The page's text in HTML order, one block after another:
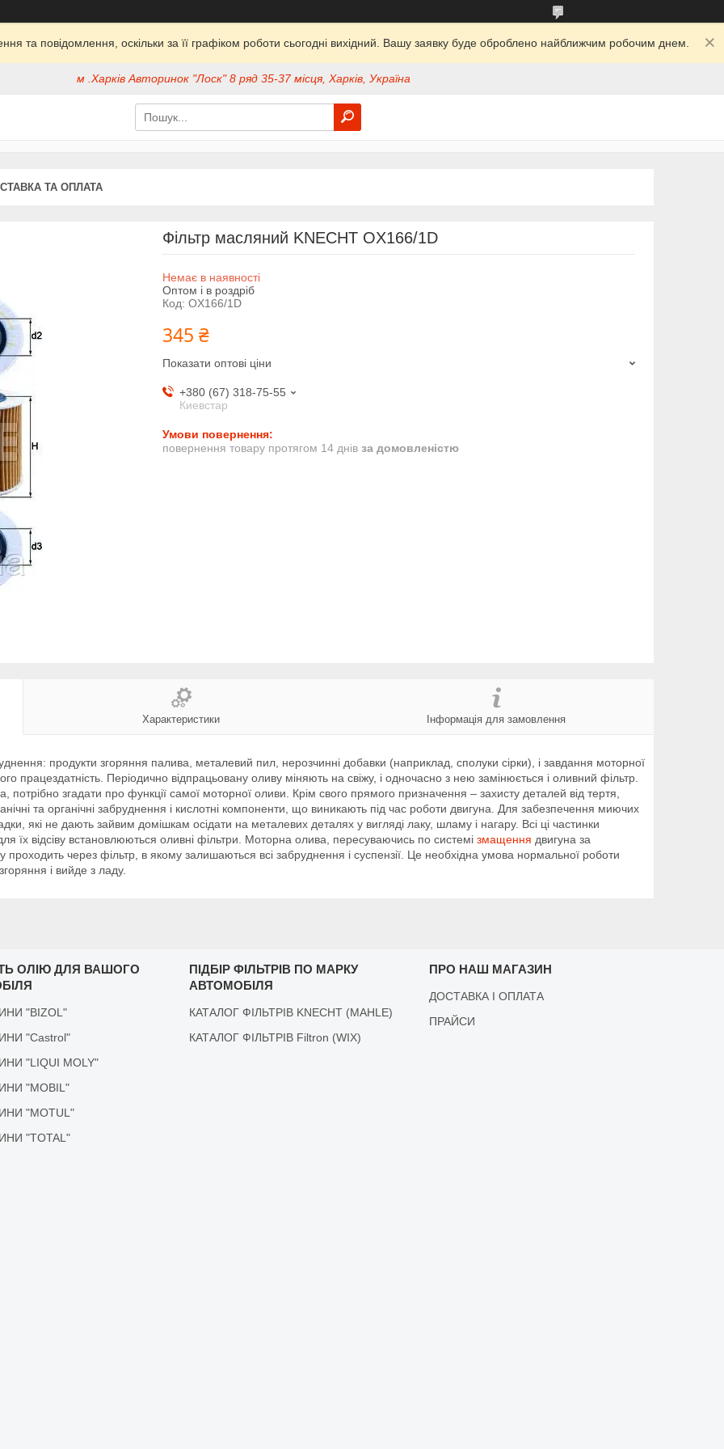
та повідомлення, оскільки за її графіком роботи сьогодні вихідний. Вашу заявку буде оброблено найближчим робочим днем.
м .Харків Авторинок "Лоск" 8 ряд 35-37 місця, Харків, Україна
ТА ОПЛАТА
Фільтр масляний KNECHT OX166/1D
Немає в наявності
Оптом і в роздріб
Код: OX166/1D
345 ₴
Показати оптові ціни
+380 (67) 318-75-55
Киевстар
повернення товару протягом 14 днів за домовленістю
Характеристики Інформація для замовлення
продукти згоряння палива, металевий пил, нерозчинні добавки (наприклад, сполуки сірки), і завдання моторної
працездатність. Періодично відпрацьовану оливу міняють на свіжу, і одночасно з нею замінюється і оливний фільтр.
згадати про функції самої моторної оливи. Крім свого прямого призначення – захисту деталей від тертя,
та органічні забруднення і кислотні компоненти, що виникають під час роботи двигуна. Для забезпечення миючих
які не дають зайвим домішкам осідати на металевих деталях у вигляді лаку, шламу і нагару. Всі ці частинки
їх відсіву встановлюються оливні фільтри. Моторна олива, пересуваючись по системі змащення двигуна за
через фільтр, в якому залишаються всі забруднення і суспензії. Це необхідна умова нормальної роботи
і вийде з ладу.
ОЛІЮ ДЛЯ ВАШОГО
"BIZOL"
"Castrol"
"LIQUI MOLY"
"MOBIL"
"MOTUL"
"TOTAL"
ПІДБІР ФІЛЬТРІВ ПО МАРКУ
АВТОМОБІЛЯ
КАТАЛОГ ФІЛЬТРІВ KNECHT (MAHLE)
КАТАЛОГ ФІЛЬТРІВ Filtron (WIX)
ПРО НАШ МАГАЗИН
ДОСТАВКА І ОПЛАТА
ПРАЙСИ